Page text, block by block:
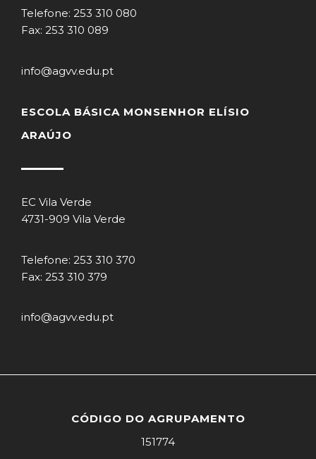
Telefone: 253 310 080
Fax: 253 310 089
info@agvv.edu.pt
ESCOLA BÁSICA MONSENHOR ELÍSIO
ARAÚJO
EC Vila Verde
4731-909 Vila Verde
Telefone: 253 310 370
Fax: 253 310 379
info@agvv.edu.pt
CÓDIGO DO AGRUPAMENTO
151774